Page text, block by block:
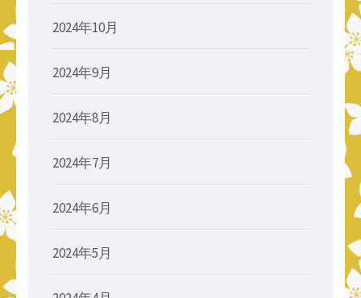
2024年10月
2024年9月
2024年8月
2024年7月
2024年6月
2024年5月